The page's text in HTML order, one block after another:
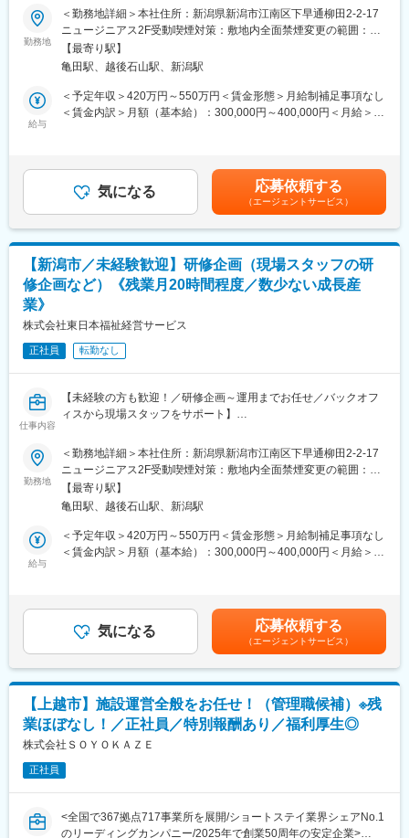
の明かりを、この北新保の地に灯したのは、今から140年ほど前
にさかのぼる明治11年のことです。
1960年代以降、精神科医療が収容中心へと方針転換していく中
で、当院では、病院設立以来、患者様を地域に送り出す取り組み
け、認知症へも積極的に関わるようになります。
ての以下の業務をお任せいたします。
■業務内容：
・採用計画の企画・立案
・採用手法の検討
・求人原稿作成
・応募者対応（選考や面接の日程調整）
・専門学校へのアプローチ
※人事として幅広い業務に関わることができます！
の仕組みづくりや新しい施策の提案等、採用部門立ち上げメンバ
ーとして組織づくりをお任せいたします。
配属部署は現在は4名で構成されております。
■介護業界について：
で、それに合わせて介護需要も拡大されることが期待されていま
す。また、介護業界は、介護保険制度という国の制度の中で運営
め、景気の波に左右されにくい安定産業であることも特徴です。
■同社について：
東日本福祉経営サービスグループは、介護事業所の開設・運営を
せて頂いています。2002年に会社を設立し、東京・埼玉・千葉・
新潟にて、計54事業所を運営。
勤務地
＜勤務地詳細＞本社住所：新潟県新潟市江南区下早通柳田2-2-17
ニュージニアス2F受動喫煙対策：敷地内全面禁煙変更の範囲：会
社の定める事業所
【最寄り駅】
亀田駅、越後石山駅、新潟駅
給与
＜予定年収＞420万円～550万円＜賃金形態＞月給制補足事項なし
＜賃金内訳＞月額（基本給）：300,000円～400,000円＜月給＞
（7月、12月）賃金はあくまでも目安の金額であり、選考を通じ
て上下する可能性があります。月給(月額)は固定手当を含めた表記
です。
気になる 応募依頼する
（エージェントサービス）
【新潟市／未経験歓迎】研修企画（現場スタッフの研
修企画など）《残業月20時間程度／数少ない成長産
業》
株式会社東日本福祉経営サービス
正社員 転勤なし
仕事内容
【未経験の方も歓迎！／研修企画～運用までお任せ／バックオフ
ィスから現場スタッフをサポート】
同社は介護付有料老人ホームを中心に事業展開しております。本
ポジションでは研修企画担当の募集となります。
これまでは各拠点でOJTを中心に育成を行ってきましたが、今後
は会社全体として、より体系的な研修制度を整えていく方針で
す。
そのため、既存研修の運用だけでなく社員の成長を支える新しい
研修コンテンツの企画や改善にも携わっていただける方を募集し
■業務内容：
・研修ニーズの収集（現場ヒアリング、評価データ分析）
・研修の運用
・研修効果測定、内容改善
■組織構成：
配属部署は現在は２名で構成されております。
■同社について：
東日本福祉経営サービスグループは、介護事業所の開設・運営を
通じて、介護の悩みを抱えていらっしゃるお客様のサポートをさ
勤務地
＜勤務地詳細＞本社住所：新潟県新潟市江南区下早通柳田2-2-17
ニュージニアス2F受動喫煙対策：敷地内全面禁煙変更の範囲：会
社の定める事業所
【最寄り駅】
亀田駅、越後石山駅、新潟駅
給与
＜予定年収＞420万円～550万円＜賃金形態＞月給制補足事項なし
＜賃金内訳＞月額（基本給）：300,000円～400,000円＜月給＞
（7月、12月）賃金はあくまでも目安の金額であり、選考を通じ
て上下する可能性があります。月給(月額)は固定手当を含めた表記
です。
気になる 応募依頼する
（エージェントサービス）
【上越市】施設運営全般をお任せ！（管理職候補）※残
業ほぼなし！／正社員／特別報酬あり／福利厚生◎
株式会社ＳＯＹＯＫＡＺＥ
正社員
<全国で367拠点717事業所を展開/ショートステイ業界シェアNo.1
のリーディングカンパニー/2025年で創業50周年の安定企業>